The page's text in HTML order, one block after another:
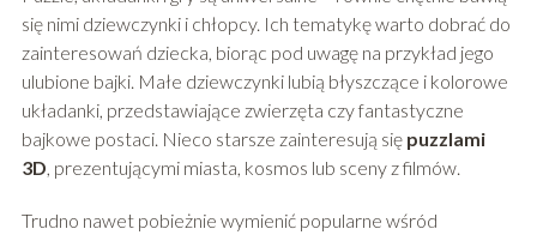
się nimi dziewczynki i chłopcy. Ich tematykę warto dobrać do
zainteresowań dziecka, biorąc pod uwagę na przykład jego
ulubione bajki. Małe dziewczynki lubią błyszczące i kolorowe
układanki, przedstawiające zwierzęta czy fantastyczne
bajkowe postaci. Nieco starsze zainteresują się puzzlami
3D , prezentującymi miasta, kosmos lub sceny z filmów.
Trudno nawet pobieżnie wymienić popularne wśród